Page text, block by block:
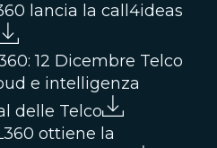
lancia la call4ideas
12 Dicembre Telco
e intelligenza
delle Telco
ottiene la